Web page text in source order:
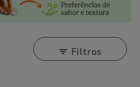
Filtros